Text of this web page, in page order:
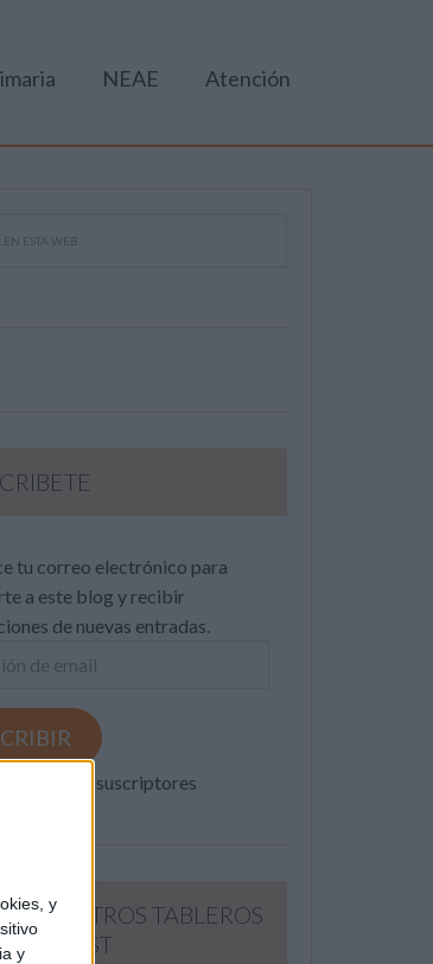
y
y
NEAE Atención
tu correo electrónico para
a este blog y recibir
de nuevas entradas.
otros 371K suscriptores
NUESTROS TABLEROS